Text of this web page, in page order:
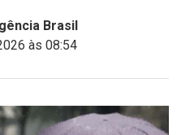
Brasil
às 08:54